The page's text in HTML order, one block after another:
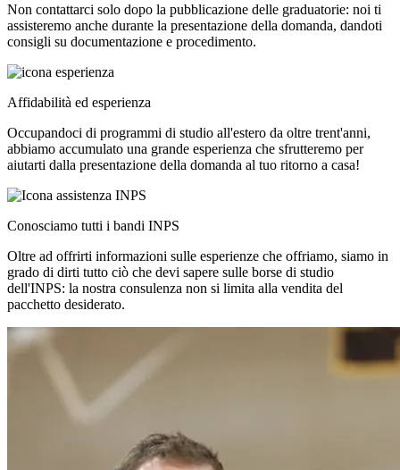
Non contattarci solo dopo la pubblicazione delle graduatorie: noi ti
assisteremo anche durante la presentazione della domanda, dandoti
consigli su documentazione e procedimento.
Affidabilità ed esperienza
Occupandoci di programmi di studio all'estero da oltre trent'anni,
abbiamo accumulato una grande esperienza che sfrutteremo per
aiutarti dalla presentazione della domanda al tuo ritorno a casa!
Conosciamo tutti i bandi INPS
Oltre ad offrirti informazioni sulle esperienze che offriamo, siamo in
grado di dirti tutto ciò che devi sapere sulle borse di studio
dell'INPS: la nostra consulenza non si limita alla vendita del
pacchetto desiderato.